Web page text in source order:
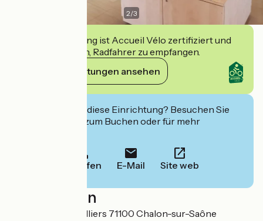
2/3
Diese Einrichtung ist Accueil Vélo zertifiziert und
verpflichtet sich, Radfahrer zu empfangen.
Ihre Verpflichtungen ansehen
Interessiert Sie diese Einrichtung? Besuchen Sie
deren Website zum Buchen oder für mehr
Anrufen E-Mail Site web
Localisation
4 Place du Port Villiers 71100 Chalon-sur-Saône